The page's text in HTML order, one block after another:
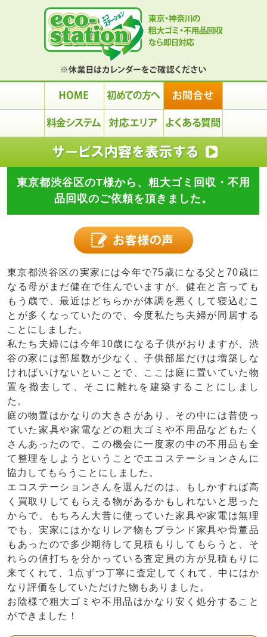
東京都渋谷区のT様から、粗大ゴミ回収・不用
品回収のご依頼を頂きました。
東京都渋谷区の実家には今年で75歳になる父と70歳に
なる母がまだ健在で住んでいますが、健在と言っても
もう歳で、最近はどちらかが体調を悪くして寝込むこ
とが多くなっていたので、今度私たち夫婦が同居する
ことにしました。
私たち夫婦には今年10歳になる子供がおりますが、渋
谷の家には部屋数が少なく、子供部屋だけは増築しな
ければいけないといことで、ここは庭に置いていた物
置を撤去して、そこに離れを建築することにしまし
た。
庭の物置はかなりの大きさがあり、その中には昔使っ
ていた家具や家電などの粗大ゴミ や不用品などもたく
さんあったので、この機会に一度家の中の不用品も全
て整理をしようということでエコステーションさんに
協力してもらうことにしました。
エコステーションさんを選んだのは、もしかすれば高
く買取りしてもらえる物があるかもしれないと思った
からで、もちろん大昔に使っていた家具や家電は無理
でも、実家にはかなりレア物もブランド家具や骨董品
もあったので多少期待して見積もりしてもらうと、そ
れらの値打ちを分かっている査定員の方が見積もりに
来てくれて、1点ずつ丁寧に査定してくれて、中にはか
なり評価をしていただけた物もありました。
お陰様で粗大ゴミや不用品はかなり安く処分すること
ができました！